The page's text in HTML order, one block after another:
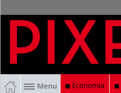
Menu Economia